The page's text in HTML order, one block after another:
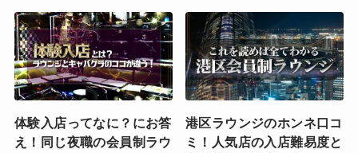
体験入店ってなに？にお答
え！同じ夜職の会員制ラウ
港区ラウンジのホンネ口コ
ミ！人気店の入店難易度と